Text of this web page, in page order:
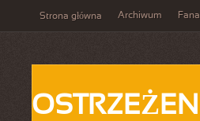
Strona główna Archiwum